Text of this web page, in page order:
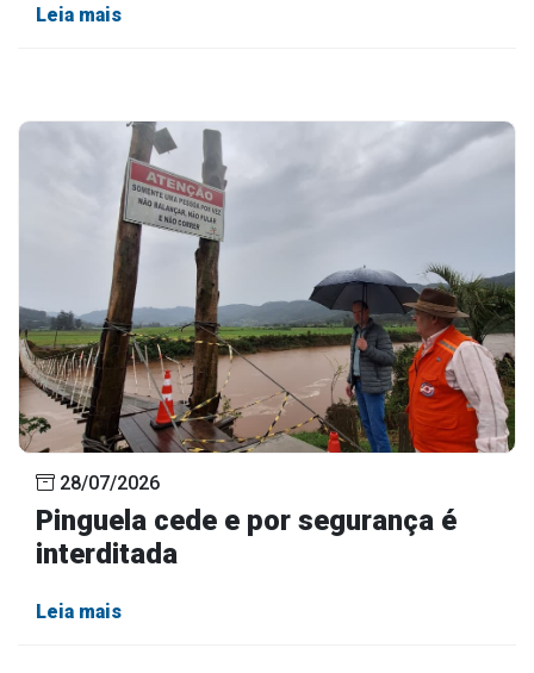
Leia mais
28/07/2026
Pinguela cede e por segurança é
interditada
Leia mais